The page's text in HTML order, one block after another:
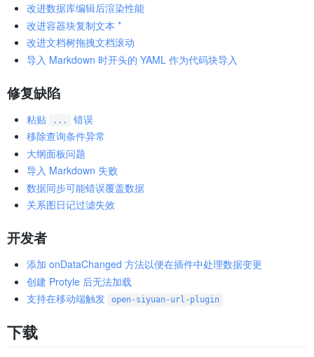
改进数据库编辑后渲染性能
改进容器块复制文本 *
改进文档树拖拽文档滚动
导入 Markdown 时开头的 YAML 作为代码块导入
修复缺陷
粘贴 ...
错误
移除查询条件异常
大纲面板问题
导入 Markdown 失败
数据同步可能错误覆盖数据
关系图日记过滤失效
开发者
添加 onDataChanged 方法以便在插件中处理数据变更
创建 Protyle 后无法加载
支持在移动端触发
open-siyuan-url-plugin
下载